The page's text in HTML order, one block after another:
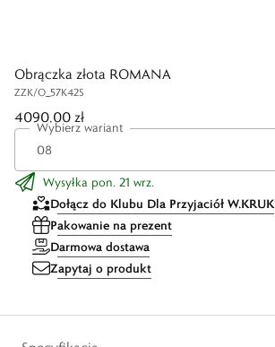
Obrączka złota ROMANA
ZZK/O_57K42S
4090,00 zł
Wybierz wariant
Wysyłka pon. 21 wrz.
Dołącz do Klubu Dla Przyjaciół W.KRUK
Pakowanie na prezent
Darmowa dostawa
Zapytaj o produkt